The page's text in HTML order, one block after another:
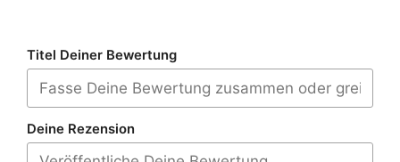
Titel Deiner Bewertung
Deine Rezension